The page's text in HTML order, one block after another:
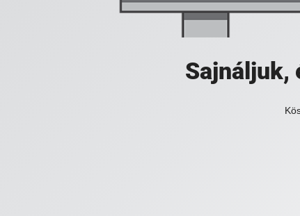
Sajnáljuk,